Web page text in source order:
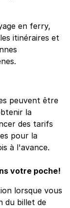
en ferry,
itinéraires et
peuvent être
la
des tarifs
pour la
à l'avance.
votre poche!
lorsque vous
du billet de